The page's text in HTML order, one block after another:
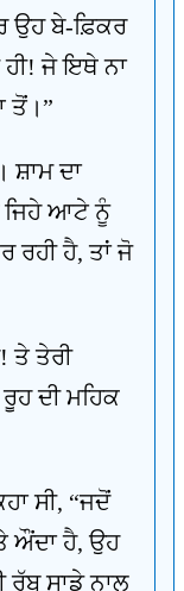
ਉਹ ਬੇ-ਫ਼ਿਕਰ
ਜੇ ਇਥੇ ਨਾ
ਤੋਂ।”
ਸ਼ਾਮ ਦਾ
ਜਿਹੇ ਆਟੇ ਨੂੰ
ਰਹੀ ਹੈ, ਤਾਂ ਜੋ
ਤੇ ਤੇਰੀ
ਦੀ ਮਹਿਕ
ਸੀ, “ਜਦੋਂ
ਔਂਦਾ ਹੈ, ਉਹ
ਰੱਬ ਸਾਡੇ ਨਾਲ